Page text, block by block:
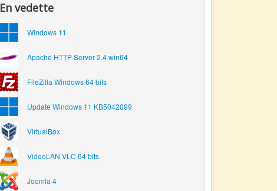
En vedette
Windows 11
Apache HTTP Server 2.4 win64
FileZilla Windows 64 bits
Update Windows 11 KB5042099
VirtualBox
VideoLAN VLC 64 bits
Joomla 4